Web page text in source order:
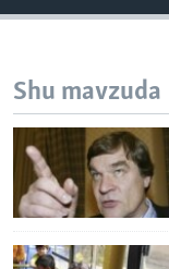
VIDEO
ODNOKLASSNIKI
TWITTER
SOUNDCLOUD
Shu mavzuda